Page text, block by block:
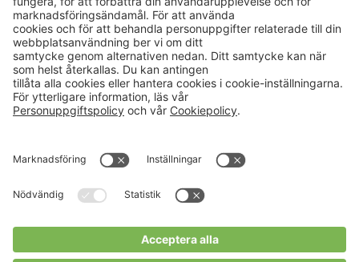
Aktuellt
Karriär
Kalender
Press & media
Om oss
Verksamheter
Hushållningssällskapens
Förbund
Tjänster
Välkommen till Portalen!